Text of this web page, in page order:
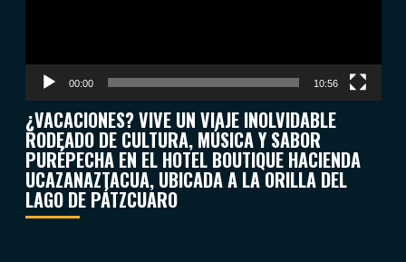
00:00 10:56
¿VACACIONES? VIVE UN VIAJE INOLVIDABLE
RODEADO DE CULTURA, MÚSICA Y SABOR
PURÉPECHA EN EL HOTEL BOUTIQUE HACIENDA
UCAZANAZTACUA, UBICADA A LA ORILLA DEL
LAGO DE PÁTZCUARO